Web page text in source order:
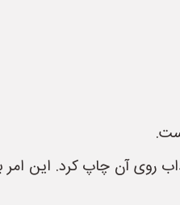
آن چاپ کرد. این امر